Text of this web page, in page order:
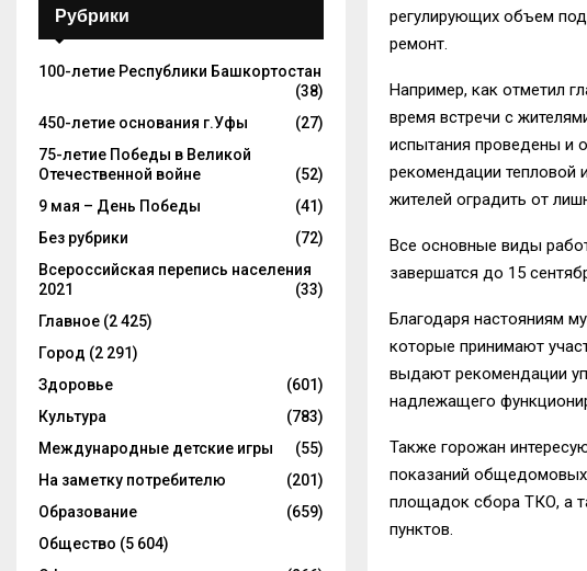
регулирующих объем
ремонт.
Например, как отметил
время встречи с
испытания проведены и
рекомендации тепловой
жителей оградить от
Все основные виды
завершатся до 15
Благодаря настояниям
которые принимают
выдают рекомендации
надлежащего
Также горожан
показаний общедомовых
площадок сбора ТКО, а
пунктов.
Рубрики
100-летие Республики Башкортостан
(38)
450-летие основания г.Уфы
(27)
75-летие Победы в Великой
Отечественной войне
(52)
9 мая – День Победы
(41)
Без рубрики
(72)
Всероссийская перепись населения
2021
(33)
Главное (2 425)
Город (2 291)
Здоровье
(601)
Культура
(783)
Международные детские игры
(55)
На заметку потребителю
(201)
Образование
(659)
Общество (5 604)